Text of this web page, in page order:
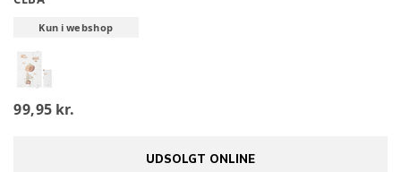
Kun i webshop
99,95 kr.
UDSOLGT ONLINE